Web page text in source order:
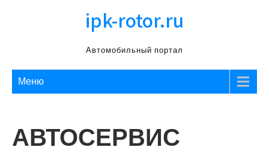
ipk-rotor.ru
Автомобильный портал
Меню
АВТОСЕРВИС